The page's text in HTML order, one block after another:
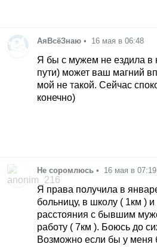
АяВсёЗнаю • 16 мая в 06:48
Я бы с мужем не ездила в
пути) может ваш магний
мой не такой. Сейчас
конечно)
Не соромлюсь • 16 мая в 07:19
Я права получила в
больницу, в школу ( 1км )
расстояния с бывшим
работу ( 7км ). Боюсь до
Возможно если бы у меня